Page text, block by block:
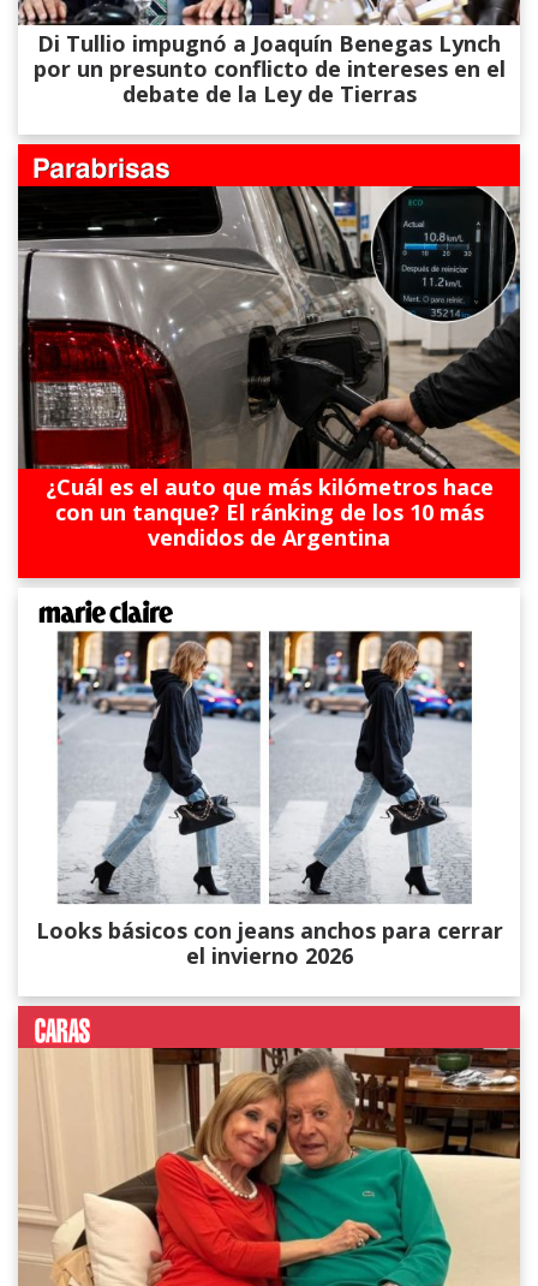
Di Tullio impugnó a Joaquín Benegas Lynch
por un presunto conflicto de intereses en el
debate de la Ley de Tierras
¿Cuál es el auto que más kilómetros hace
con un tanque? El ránking de los 10 más
vendidos de Argentina
Looks básicos con jeans anchos para cerrar
el invierno 2026